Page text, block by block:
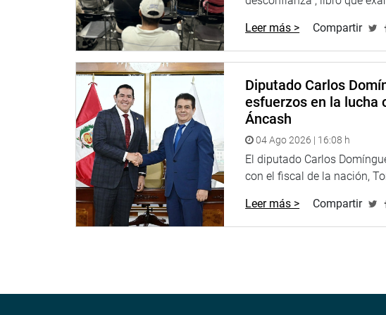
Villanueva quien se presentó ante el referido grupo de trabajo,
experiencia personal, revelando que él mismo ha sido víctima
multas son, lamentablemente, no muy altas, lo que
de las empresas operadoras”, explicó Villanueva.
Informo que Indecopi trabaja intensamente con el uso de la
spam.
DESPACHO CONGRESAL
Leer más > Compartir
Diputado Carlos
esfuerzos en la lucha
Áncash
04 Ago 2026 | 16:08 h
El diputado Carlos
con el fiscal de la nación,
Leer más > Compartir